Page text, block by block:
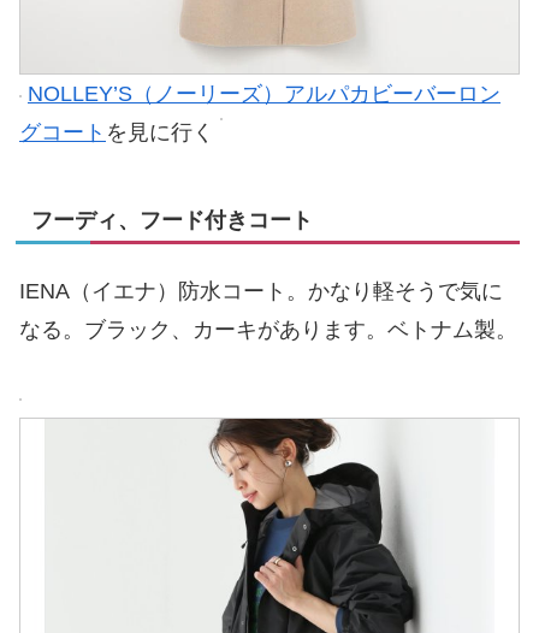
NOLLEY’S（ノーリーズ）アルパカビーバーロン
グコート を見に行く
フーディ、フード付きコート
IENA（イエナ）防水コート。かなり軽そうで気に
なる。ブラック、カーキがあります。ベトナム製。